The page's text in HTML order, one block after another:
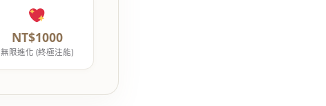
NT$1000
無限進化 (終極注能)